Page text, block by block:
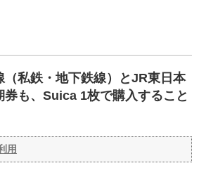
（私鉄・地下鉄線）とJR東日本
券も、Suica 1枚で購入すること
用